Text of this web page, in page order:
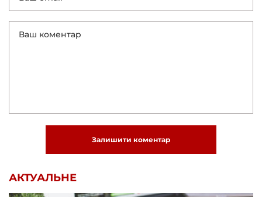
Залишити коментар
АКТУАЛЬНЕ